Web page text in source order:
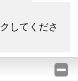
してくださ